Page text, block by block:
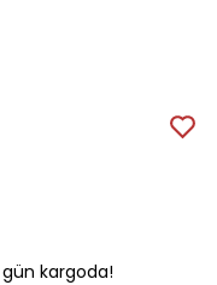
kargoda!